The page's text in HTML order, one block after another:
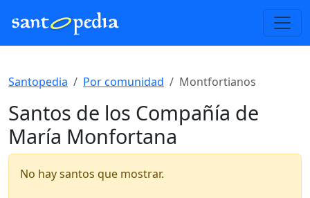
Santopedia Por comunidad Montfortianos
Santos de los Compañía de
María Monfortana
No hay santos que mostrar.